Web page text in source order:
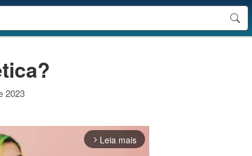
2023
arrow_forward_ios Leia mais